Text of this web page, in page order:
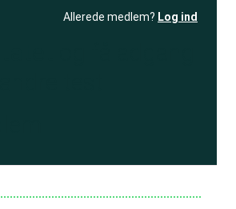
Allerede medlem? Log ind